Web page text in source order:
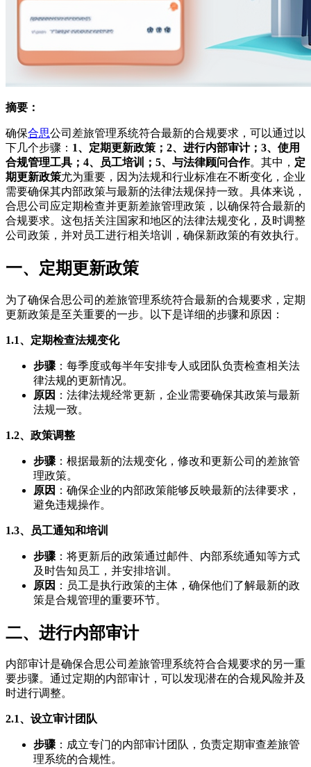
摘要：
确保合思公司差旅管理系统符合最新的合规要求，可以通过以
下几个步骤： 1、定期更新政策；2、进行内部审计；3、使用
合规管理工具；4、员工培训；5、与法律顾问合作。其中， 定
期更新政策尤为重要，因为法规和行业标准在不断变化，企业
需要确保其内部政策与最新的法律法规保持一致。具体来说，
合思公司应定期检查并更新差旅管理政策，以确保符合最新的
合规要求。这包括关注国家和地区的法律法规变化，及时调整
公司政策，并对员工进行相关培训，确保新政策的有效执行。
一、定期更新政策
为了确保合思公司的差旅管理系统符合最新的合规要求，定期
更新政策是至关重要的一步。以下是详细的步骤和原因：
1.1、定期检查法规变化
步骤 ：每季度或每半年安排专人或团队负责检查相关法
律法规的更新情况。
原因 ：法律法规经常更新，企业需要确保其政策与最新
法规一致。
1.2、政策调整
步骤 ：根据最新的法规变化，修改和更新公司的差旅管
理政策。
原因 ：确保企业的内部政策能够反映最新的法律要求，
避免违规操作。
1.3、员工通知和培训
步骤 ：将更新后的政策通过邮件、内部系统通知等方式
及时告知员工，并安排培训。
原因 ：员工是执行政策的主体，确保他们了解最新的政
策是合规管理的重要环节。
二、进行内部审计
内部审计是确保合思公司差旅管理系统符合合规要求的另一重
要步骤。通过定期的内部审计，可以发现潜在的合规风险并及
时进行调整。
2.1、设立审计团队
步骤：成立专门的内部审计团队，负责定期审查差旅管
理系统的合规性。